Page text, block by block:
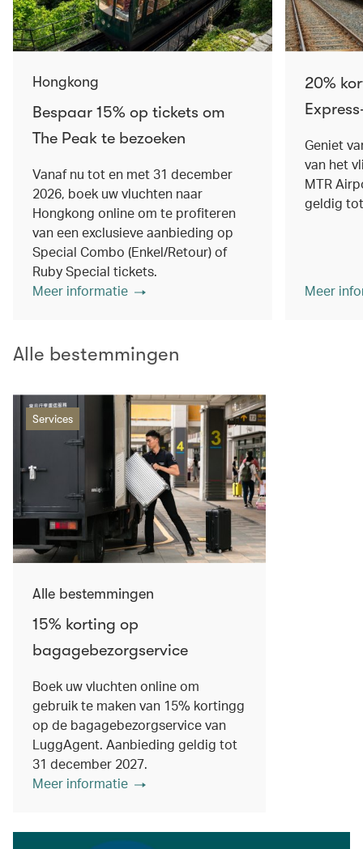
Hongkong
Bespaar 15% op tickets om
The Peak te bezoeken
Vanaf nu tot en met 31 december
2026, boek uw vluchten naar
Hongkong online om te profiteren
van een exclusieve aanbieding op
Special Combo (Enkel/Retour) of
Ruby Special tickets.
Meer informatie
20%
Geniet
van het
MTR
geldig
Meer
Alle bestemmingen
Services
Alle bestemmingen
15% korting op
bagagebezorgservice
Boek uw vluchten online om
gebruik te maken van 15% kortingg
op de bagagebezorgservice van
LuggAgent. Aanbieding geldig tot
31 december 2027.
Meer informatie